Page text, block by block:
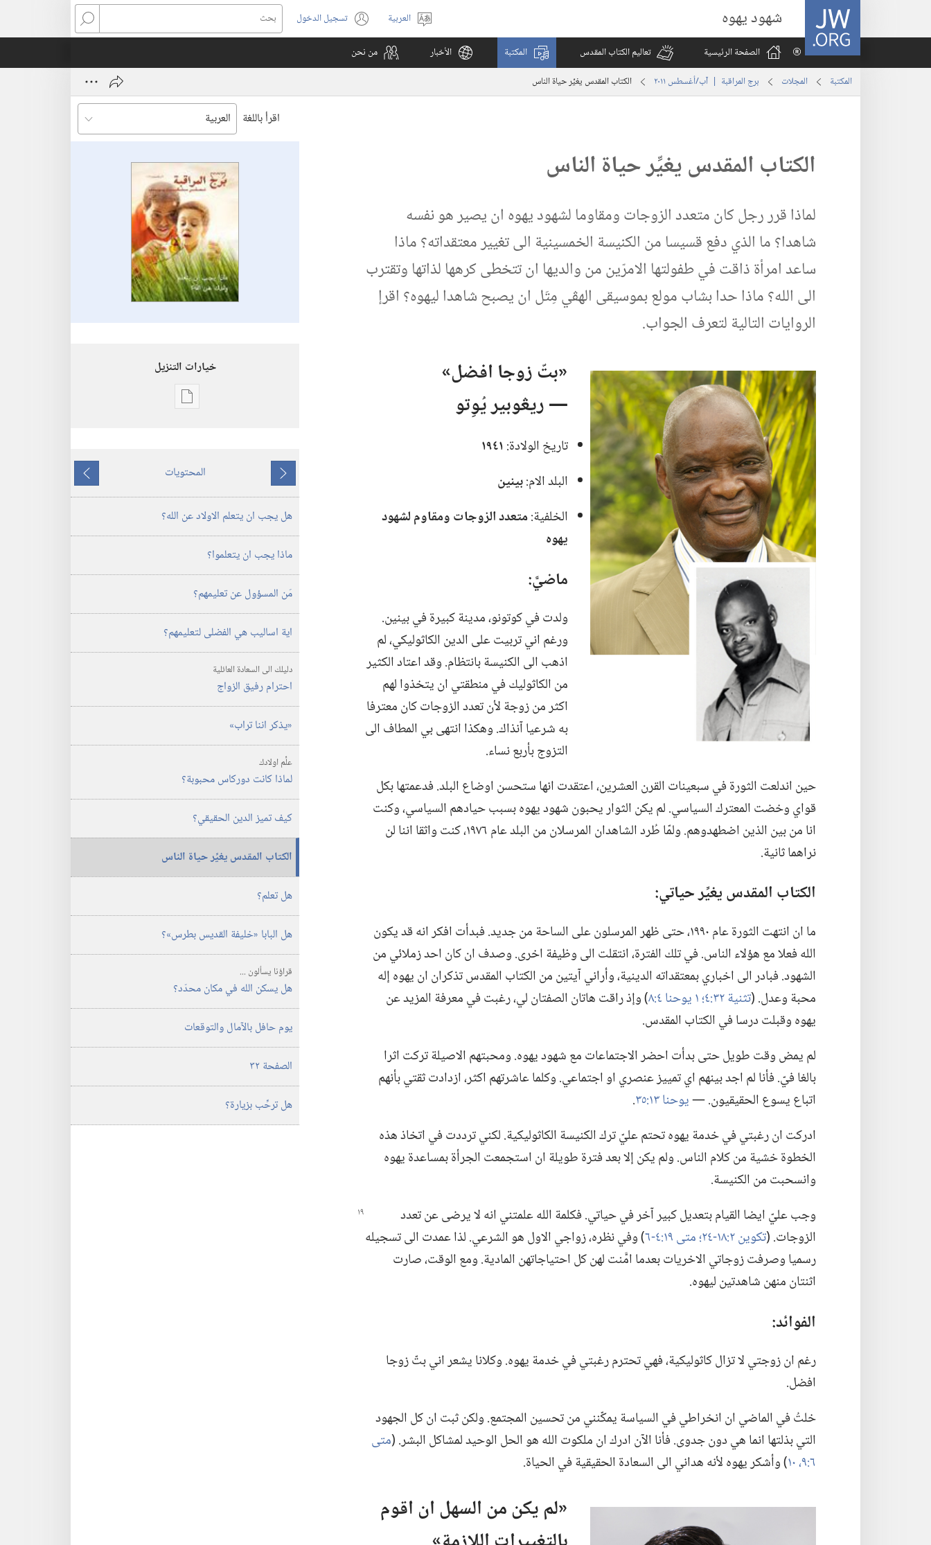
JW.ORG شهود يهوه
اختر
اللغة
العربية تسجيل الدخول
(يفتح
نافذة
بحث
الصفحة الرئيسية
تعاليم الكتاب المقدس المكتبة الأخبار من نحن
المكتبة المجلات برج المراقبة | ‏‎آب/أغسطس‏ ‏‎٢٠١١‏ الكتاب المقدس يغيِّر حياة الناس
اقرأ باللغة
الكتاب المقدس يغيِّر حياة الناس
لماذا قرر رجل كان متعدد الزوجات ومقاوما لشهود يهوه ان يصير هو نفسه
شاهدا؟‏ ما الذي دفع قسيسا من الكنيسة الخمسينية الى تغيير معتقداته؟‏ ماذا
ساعد امرأة ذاقت في طفولتها الامرّين من والديها ان تتخطى كرهها لذاتها وتقترب
الى الله؟‏ ماذا حدا بشاب مولع بموسيقى الهڤي مِتَل ان يصبح شاهدا ليهوه؟‏ اقرإ
الروايات التالية لتعرف الجواب.‏
‏«بتّ زوجا افضل»
—‏ ريڠوبير يُوِتو
تاريخ الولادة:‏١٩٤١
البلد الام:‏بينين
الخلفية:‏متعدد الزوجات ومقاوم لشهود
يهوه
ماضيَّ‏:‏
ولدت في كوتونو،‏ مدينة كبيرة في بينين.‏
ورغم اني تربيت على الدين الكاثوليكي،‏ لم
اذهب الى الكنيسة بانتظام.‏ وقد اعتاد الكثير
من الكاثوليك في منطقتي ان يتخذوا لهم
اكثر من زوجة لأن تعدد الزوجات كان معترفا
به شرعيا آنذاك.‏ وهكذا انتهى بي المطاف الى
التزوج بأربع نساء.‏
حين اندلعت الثورة في سبعينات القرن العشرين،‏ اعتقدت انها ستحسن اوضاع البلد.‏ فدعمتها بكل
قواي وخضت المعترك السياسي.‏ لم يكن الثوار يحبون شهود يهوه بسبب حيادهم السياسي،‏ وكنت
انا من بين الذين اضطهدوهم.‏ ولمّا طُرد الشاهدان المرسلان من البلد عام ١٩٧٦،‏ كنت واثقا اننا لن
نراهما ثانية.‏
الكتاب المقدس يغيِّر حياتي:‏
ما ان انتهت الثورة عام ١٩٩٠،‏ حتى ظهر المرسلون على الساحة من جديد.‏ فبدأت افكر انه قد يكون
الله فعلا مع هؤلاء الناس.‏ في تلك الفترة،‏ انتقلت الى وظيفة اخرى.‏ وصدف ان كان احد زملائي من
الشهود.‏ فبادر الى اخباري بمعتقداته الدينية،‏ وأراني آيتين من الكتاب المقدس تذكران ان يهوه إله
محبة وعدل.‏ (‏تثنية ٣٢:‏٤؛‏
‏)‏ وإذ راقت هاتان الصفتان لي،‏ رغبت في معرفة المزيد عن
يهوه وقبلت درسا في الكتاب المقدس.‏
لم يمض وقت طويل حتى بدأت احضر الاجتماعات مع شهود يهوه.‏ ومحبتهم الاصيلة تركت اثرا
بالغا فيّ.‏ فأنا لم اجد بينهم اي تمييز عنصري او اجتماعي.‏ وكلما عاشرتهم اكثر،‏ ازدادت ثقتي بأنهم
اتباع يسوع الحقيقيون.‏ —‏يوحنا ١٣:‏٣٥
‏.‏
ادركت ان رغبتي في خدمة يهوه تحتم عليّ ترك الكنيسة الكاثوليكية.‏ لكني ترددت في اتخاذ هذه
الخطوة خشية من كلام الناس.‏ ولم يكن إلا بعد فترة طويلة ان استجمعت الجرأة بمساعدة يهوه
وانسحبت من الكنيسة.‏
وجب عليّ ايضا القيام بتعديل كبير آخر في حياتي.‏ فكلمة الله علمتني انه لا يرضى عن تعدد
الزوجات.‏ (‏تكوين ٢:‏١٨-‏٢٤؛‏ متى ١٩:‏٤-‏٦
‏)‏ وفي نظره،‏ زواجي الاول هو الشرعي.‏ لذا عمدت الى تسجيله
رسميا وصرفت زوجاتي الاخريات بعدما امَّنت لهن كل احتياجاتهن المادية.‏ ومع الوقت،‏ صارت
اثنتان منهن شاهدتين ليهوه.‏
الفوائد:‏
رغم ان زوجتي لا تزال كاثوليكية،‏ فهي تحترم رغبتي في خدمة يهوه.‏ وكلانا يشعر اني بتّ زوجا
افضل.‏
خلتُ في الماضي ان انخراطي في السياسة يمكّنني من تحسين المجتمع.‏ ولكن ثبت ان كل الجهود
التي بذلتها انما هي دون جدوى.‏ فأنا الآن ادرك ان ملكوت الله هو الحل الوحيد لمشاكل البشر.‏ (‏متى
٦:‏٩،‏ ١٠
‏)‏ وأشكر يهوه لأنه هداني الى السعادة الحقيقية في الحياة.‏
‏«لم يكن من السهل ان اقوم
خيارات التنزيل
خيارات
المراقبة
‏‎آب/
أغسطس‏
ما
يسبق
المحتويات
ما
يلي
هل يجب ان يتعلم الاولاد عن الله؟‏
ماذا يجب ان يتعلموا؟‏
مَن المسؤول عن تعليمهم؟‏
اية اساليب هي الفضلى لتعليمهم؟‏
دليلك الى السعادة العائلية
احترام رفيق الزواج
‏«يذكر اننا تراب»‏
علِّم اولادك
لماذا كانت دوركاس محبوبة؟‏
كيف تميز الدين الحقيقي؟‏
الكتاب المقدس يغيِّر حياة الناس
هل تعلم؟‏
هل البابا «خليفة القديس بطرس»؟‏
قراؤنا يسألون‏ ‏...
هل يسكن الله في مكان محدّد؟‏
يوم حافل بالآمال والتوقعات
الصفحة ٣٢
هل ترحِّب بزيارة؟‏